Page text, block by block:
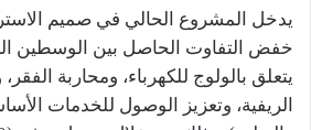
يدخل المشروع الحالي في صميم
خفض التفاوت الحاصل بين الوسطين
يتعلق بالولوج للكهرباء، ومحاربة
الريفية، وتعزيز الوصول للخدمات